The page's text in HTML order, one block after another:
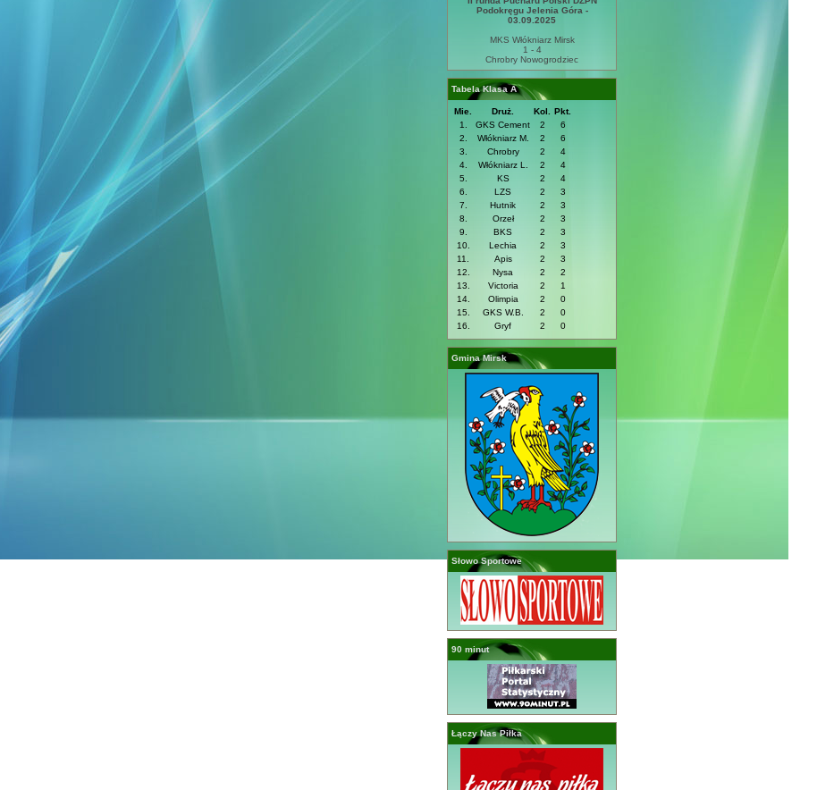
Podokręgu Jelenia Góra -
03.09.2025
MKS Włókniarz Mirsk
1 - 4
Chrobry Nowogrodziec
Tabela Klasa A
Mie. Druż. Kol.
Pkt.
1.
GKS Cement 2
6
2.
Włókniarz M. 2
6
3.
Chrobry 2
4
4.
Włókniarz L. 2
4
5.
KS 2
4
6.
LZS 2
3
7.
Hutnik 2
3
8.
Orzeł 2
3
9.
BKS 2
3
10.
Lechia 2
3
11.
Apis 2
3
12.
Nysa 2
2
13.
Victoria 2
1
14.
Olimpia 2
0
15.
GKS W.B. 2
0
16.
Gryf 2 0
Gmina Mirsk
Słowo Sportowe
90 minut
Łączy Nas Piłka